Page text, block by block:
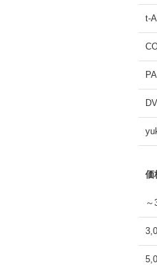
t-
価
～